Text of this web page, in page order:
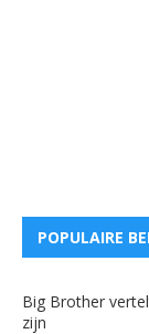
POPULAIRE
Big Brother
zijn